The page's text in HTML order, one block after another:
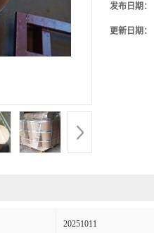
发布日期：
更新日期：
20251011